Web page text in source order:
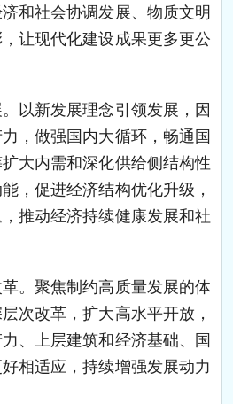
和社会协调发展、物质文明
让现代化建设成果更多更公
以新发展理念引领发展，因
，做强国内大循环，畅通国
大内需和深化供给侧结构性
，促进经济结构优化升级，
推动经济持续健康发展和社
。聚焦制约高质量发展的体
次改革，扩大高水平开放，
、上层建筑和经济基础、国
相适应，持续增强发展动力